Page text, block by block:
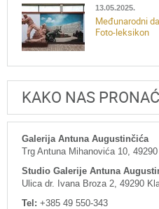
13.05.2025.
Međunarodni
Foto-leksikon
KAKO NAS
Galerija Antuna Augustinčića
Trg Antuna Mihanovića 10,
Studio Galerije Antuna
Ulica dr. Ivana Broza 2, 49290
Tel: +385 49 550-343